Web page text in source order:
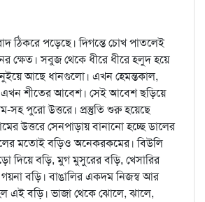
ঠিকরে পড়েছে। দিগন্তে চোখ পাতলেই
ক্ষেত। সবুজ থেকে ধীরে ধীরে হলুদ হয়ে
আছে ধানগুলো। এখন হেমন্তকাল,
শীতের আবেশ। সেই আবেশ ছড়িয়ে
সহ পুরো উত্তরে। প্রস্তুতি শুরু হয়েছে
উত্তরে সেনপাড়ায় বানানো হচ্ছে ডালের
মতোই বড়িও অনেকরকমের। বিউলি
দিয়ে বড়ি, মুগ মুসুরের বড়ি, খেসারির
বড়ি। বাঙালির একদম নিজস্ব আর
এই বড়ি। ভাজা থেকে ঝোলে, ঝালে,